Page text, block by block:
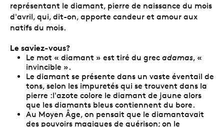
représentant le diamant, pierre de naissance du mois
d'avril, qui, dit-on, apporte candeur et amour aux
natifs du mois.
Le saviez-vous?
Le mot « diamant » est tiré du grec adamas, «
invincible ».
Le diamant se présente dans un vaste éventail de
tons, selon les impuretés qui se trouvent dans la
pierre :l'azote colore le diamant de jaune alors
que les diamants bleus contiennent du bore.
Au Moyen Âge, on pensait que le diamantavait
des pouvoirs magiques de guérison; on le